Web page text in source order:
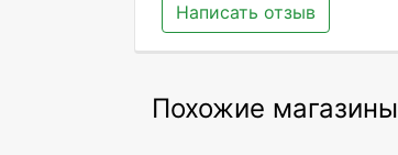
Написать отзыв
Похожие магазины